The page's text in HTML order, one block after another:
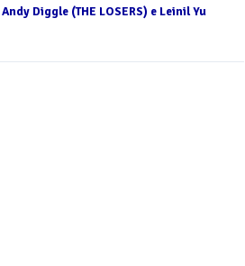
Diggle (THE LOSERS) e Leinil Yu